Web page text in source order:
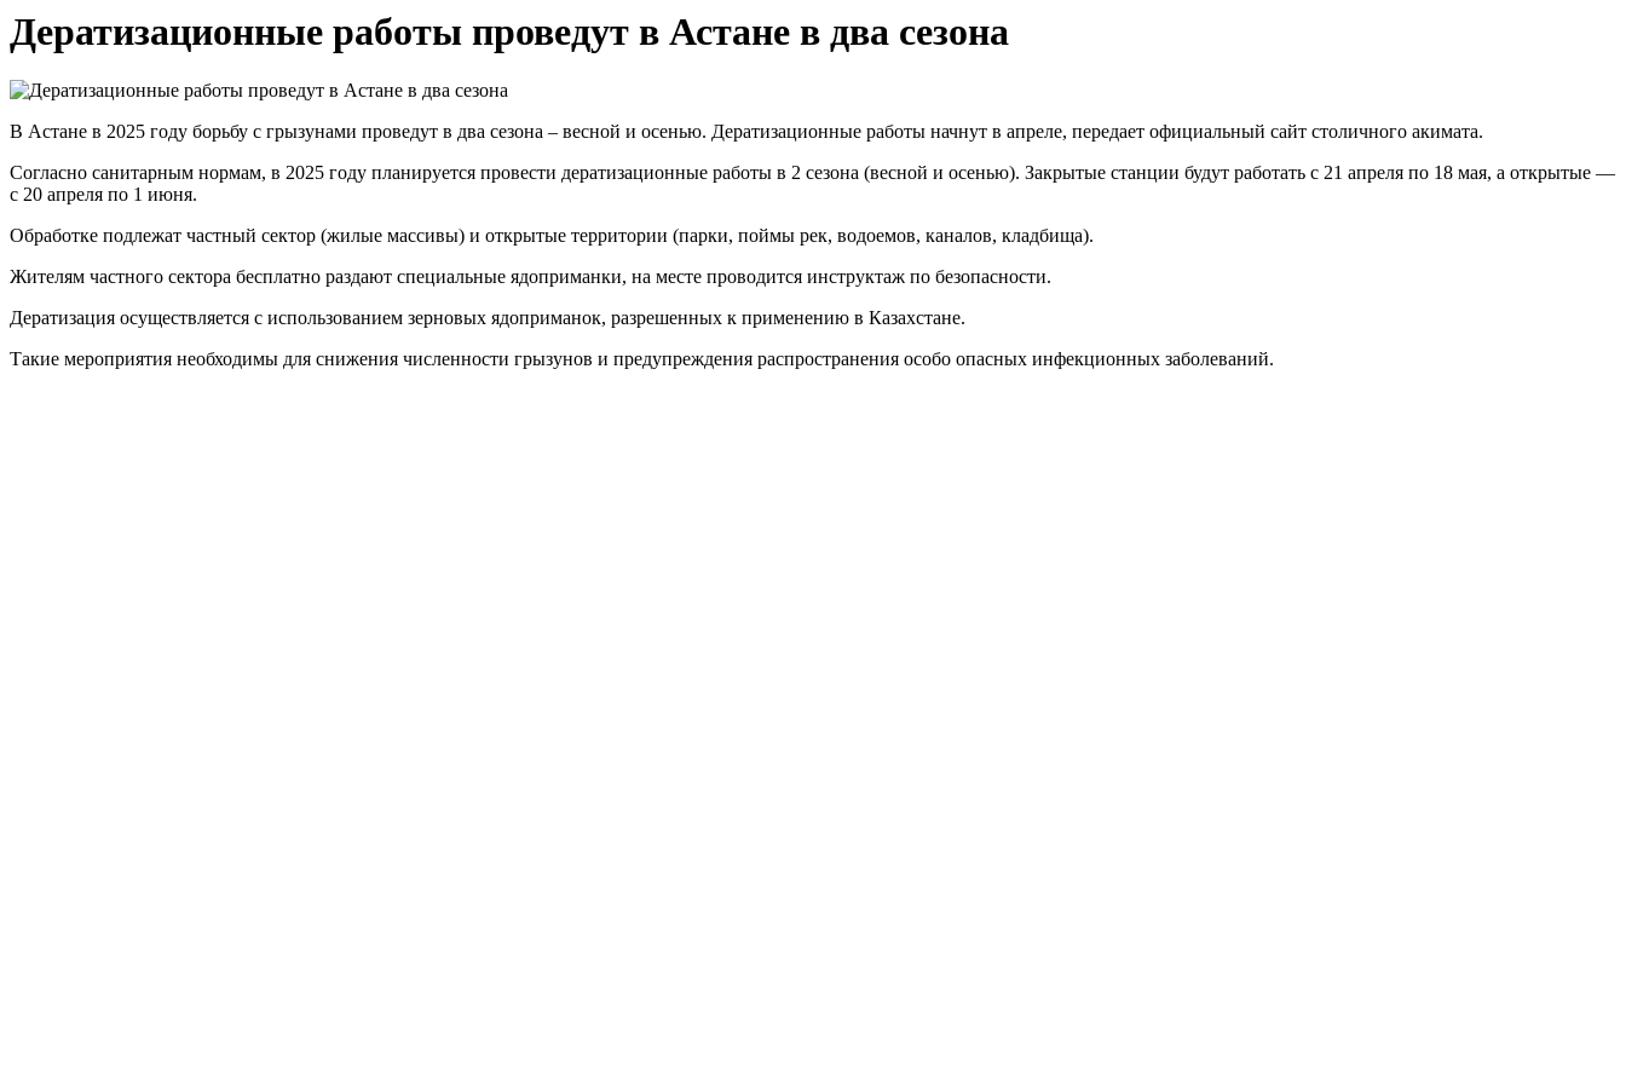
Дератизационные работы проведут в Астане в два сезона
В Астане в 2025 году борьбу с грызунами проведут в два сезона – весной и осенью. Дератизационные работы начнут в апреле, передает официальный сайт столичного акимата.
Согласно санитарным нормам, в 2025 году планируется провести дератизационные работы в 2 сезона (весной и осенью). Закрытые станции будут работать с 21 апреля по 18 мая, а открытые —
с 20 апреля по 1 июня.
Обработке подлежат частный сектор (жилые массивы) и открытые территории (парки, поймы рек, водоемов, каналов, кладбища).
Жителям частного сектора бесплатно раздают специальные ядоприманки, на месте проводится инструктаж по безопасности.
Дератизация осуществляется с использованием зерновых ядоприманок, разрешенных к применению в Казахстане.
Такие мероприятия необходимы для снижения численности грызунов и предупреждения распространения особо опасных инфекционных заболеваний.